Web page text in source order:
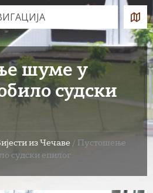
шуме у
судски
из Чечаве / Пустошење
судски епилог